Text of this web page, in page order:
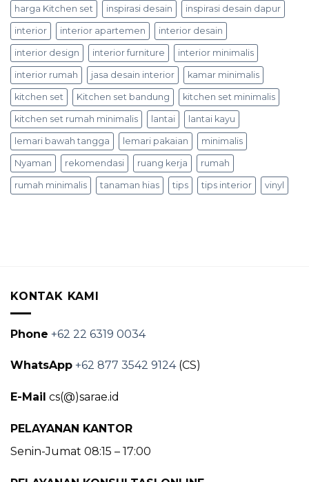
harga Kitchen set inspirasi desain inspirasi desain dapur
interior interior apartemen interior desain
interior design interior furniture interior minimalis
interior rumah jasa desain interior kamar minimalis
kitchen set Kitchen set bandung kitchen set minimalis
kitchen set rumah minimalis lantai lantai kayu
lemari bawah tangga lemari pakaian minimalis
Nyaman rekomendasi ruang kerja rumah
rumah minimalis tanaman hias tips tips interior vinyl
KONTAK KAMI
Phone +62 22 6319 0034
WhatsApp +62 877 3542 9124(CS)
E-Mail cs(@)sarae.id
PELAYANAN KANTOR
Senin-Jumat 08:15 – 17:00